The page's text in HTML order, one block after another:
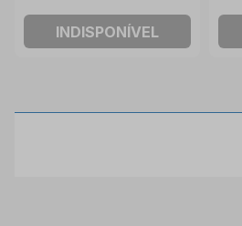
INDISPONÍVEL